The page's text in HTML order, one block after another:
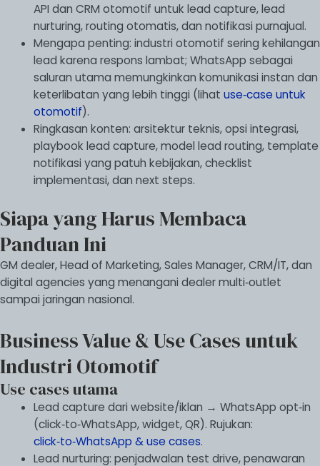
API dan CRM otomotif untuk lead capture, lead
nurturing, routing otomatis, dan notifikasi purnajual.
Mengapa penting: industri otomotif sering kehilangan
lead karena respons lambat; WhatsApp sebagai
saluran utama memungkinkan komunikasi instan dan
keterlibatan yang lebih tinggi (lihat use‑case untuk
otomotif).
Ringkasan konten: arsitektur teknis, opsi integrasi,
playbook lead capture, model lead routing, template
notifikasi yang patuh kebijakan, checklist
implementasi, dan next steps.
Siapa yang Harus Membaca
Panduan Ini
GM dealer, Head of Marketing, Sales Manager, CRM/IT, dan
digital agencies yang menangani dealer multi‑outlet
sampai jaringan nasional.
Business Value & Use Cases untuk
Industri Otomotif
Use cases utama
Lead capture dari website/iklan → WhatsApp opt‑in
(click‑to‑WhatsApp, widget, QR). Rujukan:
click‑to‑WhatsApp & use cases.
Lead nurturing: penjadwalan test drive, penawaran